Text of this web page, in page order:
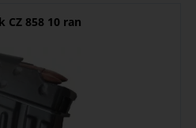
CZ 858 10 ran